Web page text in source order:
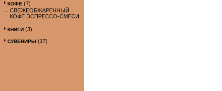
КОФЕ (7)
СВЕЖЕОБЖАРЕННЫЙ
КОФЕ ЭСПРЕССО-СМЕСИ
КНИГИ (3)
СУВЕНИРЫ (17)